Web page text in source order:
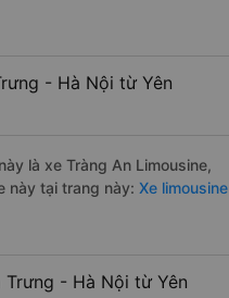
- Hà Nội từ Yên
là xe Tràng An Limousine,
này tại trang này: Xe limousine
- Hà Nội từ Yên